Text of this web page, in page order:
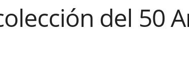
del 50